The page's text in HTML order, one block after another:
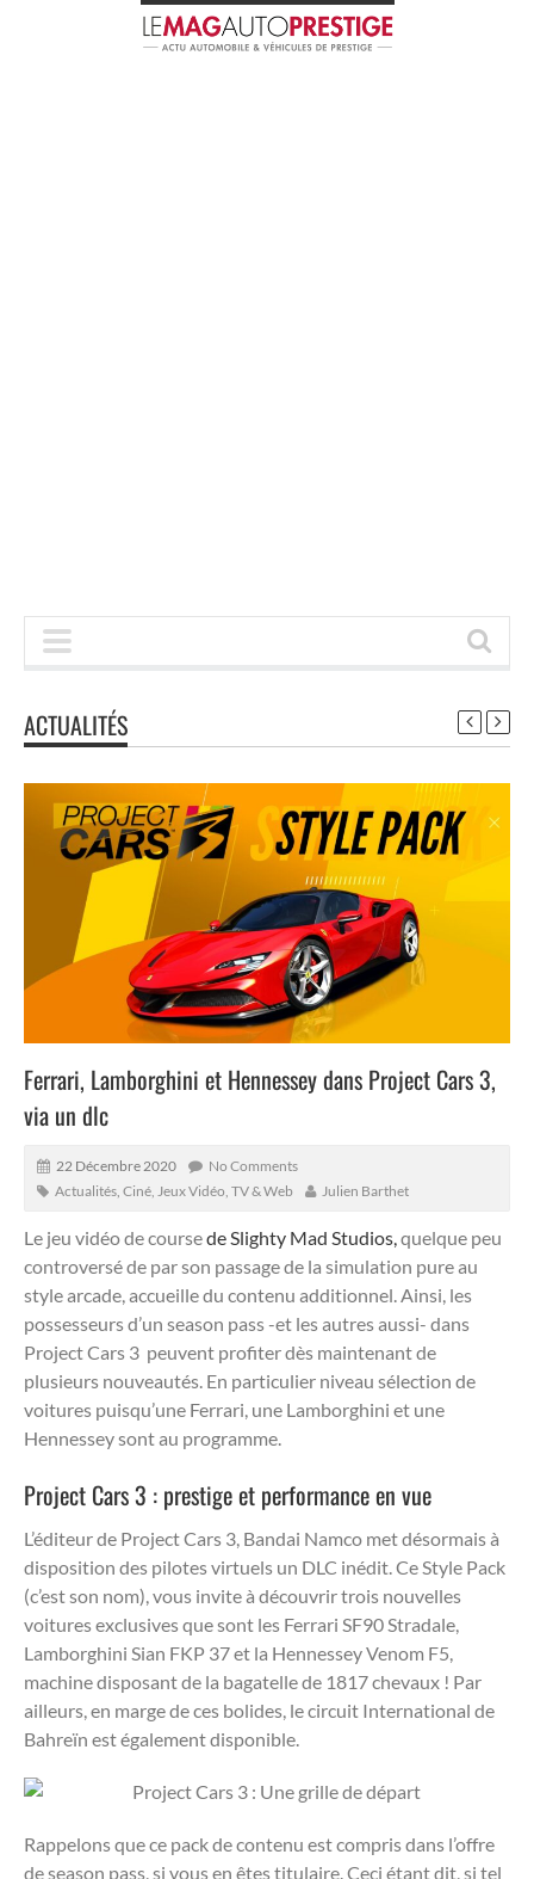
ACTUALITÉS
Ferrari, Lamborghini et Hennessey dans Project Cars 3,
via un dlc
22 Décembre 2020
No Comments
Actualités Ciné, Jeux Vidéo, TV & Web Julien Barthet
Le jeu vidéo de coursede Slighty Mad Studios,quelque peu
controversé de par son passage de la simulation pure au
style arcade, accueille du contenu additionnel. Ainsi, les
possesseurs d’un season pass -et les autres aussi- dans
Project Cars 3 peuvent profiter dès maintenant de
plusieurs nouveautés. En particulier niveau sélection de
voitures puisqu’une Ferrari, une Lamborghini et une
Hennessey sont au programme.
Project Cars 3 : prestige et performance en vue
L’éditeur de Project Cars 3, Bandai Namco met désormais à
disposition des pilotes virtuels un DLC inédit. Ce Style Pack
(c’est son nom), vous invite à découvrir trois nouvelles
voitures exclusives que sont les Ferrari SF90 Stradale,
Lamborghini Sian FKP 37 et la Hennessey Venom F5,
machine disposant de la bagatelle de 1817 chevaux ! Par
ailleurs, en marge de ces bolides, le circuit International de
Bahreïn est également disponible.
Rappelons que ce pack de contenu est compris dans l’offre
de season pass, si vous en êtes titulaire. Ceci étant dit, si tel